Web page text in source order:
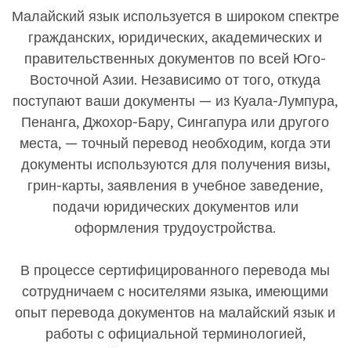
Малайский язык используется в широком спектре
гражданских, юридических, академических и
правительственных документов по всей Юго-
Восточной Азии. Независимо от того, откуда
поступают ваши документы — из Куала-Лумпура,
Пенанга, Джохор-Бару, Сингапура или другого
места, — точный перевод необходим, когда эти
документы используются для получения визы,
грин-карты, заявления в учебное заведение,
подачи юридических документов или
оформления трудоустройства.
В процессе сертифицированного перевода мы
сотрудничаем с носителями языка, имеющими
опыт перевода документов на малайский язык и
работы с официальной терминологией,